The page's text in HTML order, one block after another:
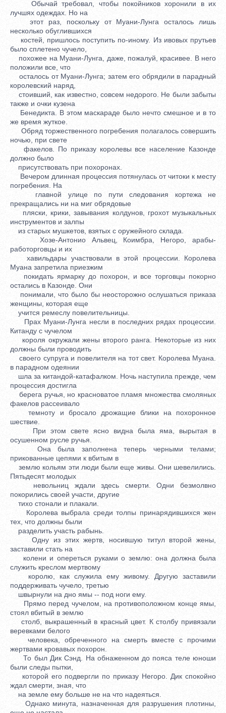
Обычай требовал, чтобы покойников хоронили в их
лучшях одеждах. Но на
этот раз, поскольку от Муани-Лунга осталось лишь
несколько обуглившихся
костей, пришлось поступить по-иному. Из ивовых прутьев
было сплетено чучело,
похожее на Муани-Лунга, даже, пожалуй, красивее. В него
положили все, что
осталось от Муани-Лунга; затем его обрядили в парадный
королевский наряд,
стоивший, как известно, совсем недорого. Не были забыты
также и очки кузена
Бенедикта. В этом маскараде было нечто смешное и в то
же время жуткое.
Обряд торжественного погребения полагалось совершить
ночью, при свете
факелов. По приказу королевы все население Казонде
должно было
присутствовать при похоронах.
Вечером длинная процессия потянулась от читоки к месту
погребения. На
главной улице по пути следования кортежа не
прекращались ни на миг обрядовые
пляски, крики, завывания колдунов, грохот музыкальных
инструментов и залпы
из старых мушкетов, взятых с оружейного склада.
Хозе-Антонио Альвец, Коимбра, Негоро, арабы-
работорговцы и их
хавильдары участвовали в этой процессии. Королева
Муана запретила приезжим
покидать ярмарку до похорон, и все торговцы покорно
остались в Казонде. Они
понимали, что было бы неосторожно ослушаться приказа
женщины, которая еще
учится ремеслу повелительницы.
Прах Муани-Лунга несли в последних рядах процессии.
Китанду с чучелом
короля окружали жены второго ранга. Некоторые из них
должны были проводить
своего супруга и повелителя на тот свет. Королева Муана.
в парадном одеянии
шла за китандой-катафалком. Ночь наступила прежде, чем
процессия достигла
берега ручья, но красноватое пламя множества смоляных
факелов рассеивало
темноту и бросало дрожащие блики на похоронное
шествие.
При этом свете ясно видна была яма, вырытая в
осушенном русле ручья.
Она была заполнена теперь черными телами;
прикованные цепями к вбитым в
землю кольям эти люди были еще живы. Они шевелились.
Пятьдесят молодых
невольниц ждали здесь смерти. Одни безмолвно
покорились своей участи, другие
тихо стонали и плакали.
Королева выбрала среди толпы принарядившихся жен
тех, что должны были
разделить участь рабынь.
Одну из этих жертв, носившую титул второй жены,
заставили стать на
колени и опереться руками о землю: она должна была
служить креслом мертвому
королю, как служила ему живому. Другую заставили
поддерживать чучело, третью
швырнули на дно ямы -- под ноги ему.
Прямо перед чучелом, на противоположном конце ямы,
стоял вбитый в землю
столб, выкрашенный в красный цвет. К столбу привязали
веревками белого
человека, обреченного на смерть вместе с прочими
жертвами кровавых похорон.
То был Дик Сэнд. На обнаженном до пояса теле юноши
были следы пытки,
которой его подвергли по приказу Негоро. Дик спокойно
ждал смерти, зная, что
на земле ему больше не на что надеяться.
Однако минута, назначенная для разрушения плотины,